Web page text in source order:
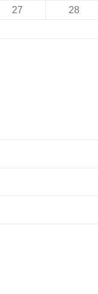
27 28